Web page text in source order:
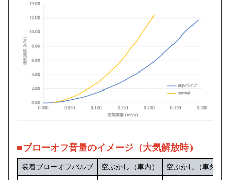
■ブローオフ音量のイメージ（大気解放時）
装着ブローオフバルブ 空ぶかし（車内） 空ぶかし（車外）